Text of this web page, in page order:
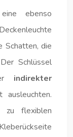
ebenso
Schatten, die
Schlüssel
indirekter
zu flexiblen